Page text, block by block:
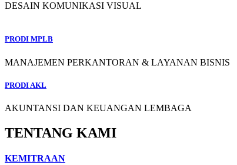
DESAIN KOMUNIKASI VISUAL
PRODI MPLB
MANAJEMEN PERKANTORAN & LAYANAN BISNIS
PRODI AKL
AKUNTANSI DAN KEUANGAN LEMBAGA
TENTANG KAMI
KEMITRAAN